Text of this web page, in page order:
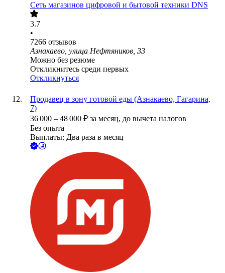
Сеть магазинов цифровой и бытовой техники DNS
3.7
•
7266 отзывов
Азнакаево, улица Нефтяников, 33
Можно без резюме
Откликнитесь среди первых
Откликнуться
Продавец в зону готовой еды (Азнакаево, Гагарина,
7)
36 000 – 48 000 ₽ за месяц, до вычета налогов
Без опыта
Выплаты: Два раза в месяц